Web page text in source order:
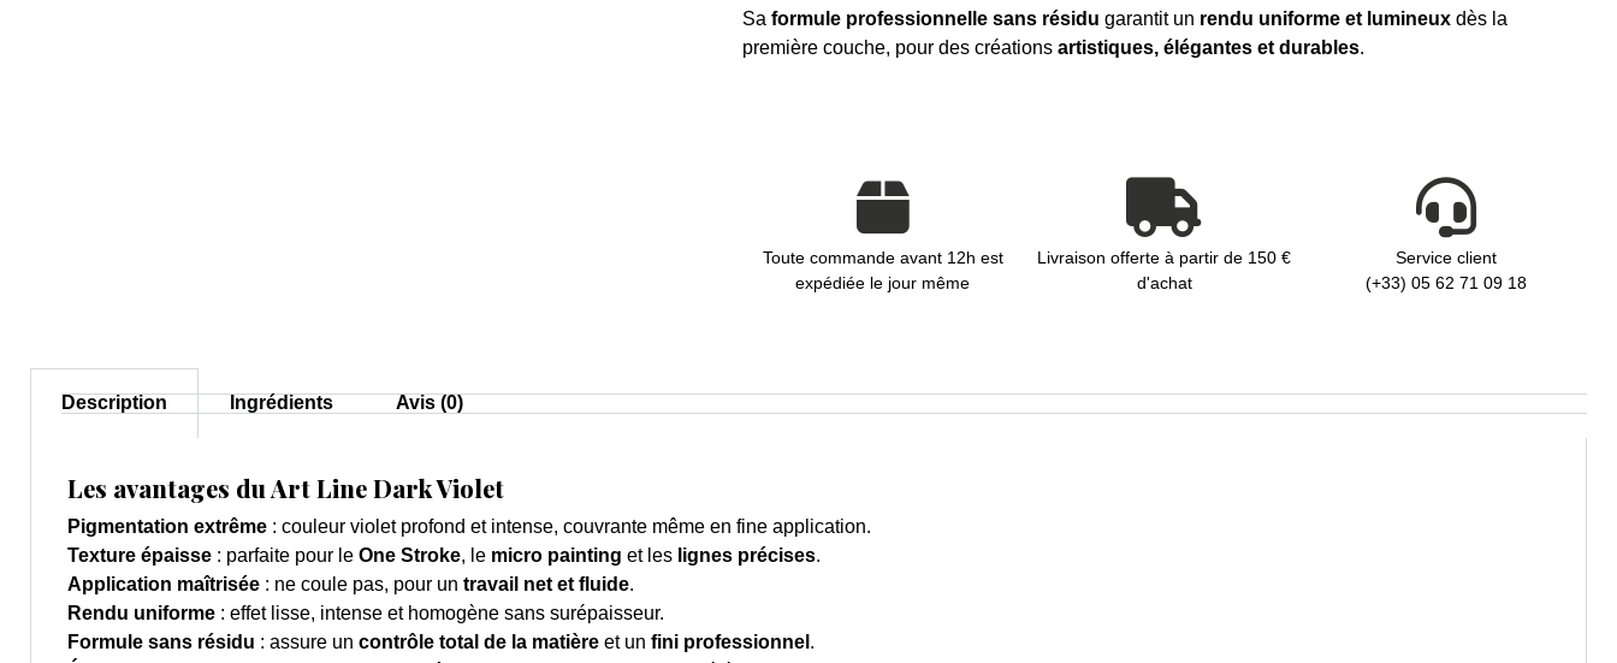
Sa formule professionnelle sans résidu garantit un rendu uniforme et lumineuxdès la
première couche, pour des créations artistiques, élégantes et durables.
Toute commande avant 12h est
expédiée le jour même
Livraison offerte à partir de 150 €
d'achat
Service client
(+33) 05 62 71 09 18
Description Ingrédients Avis (0)
Les avantages du Art Line Dark Violet
Pigmentation extrême : couleur violet profond et intense, couvrante même en fine application.
Texture épaisse : parfaite pour le One Stroke, le micro painting et les lignes précises.
Application maîtrisée : ne coule pas, pour un travail net et fluide.
Rendu uniforme : effet lisse, intense et homogène sans surépaisseur.
Formule sans résidu : assure un contrôle total de la matière et un fini professionnel .